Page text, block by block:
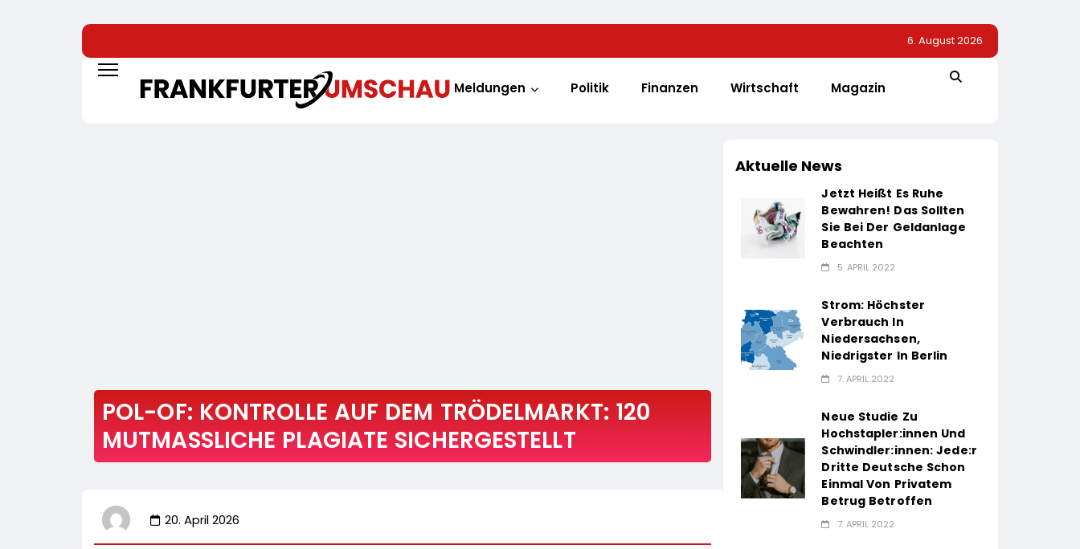
6. August 2026
Meldungen Politik Finanzen Wirtschaft Magazin
POL-OF: KONTROLLE AUF DEM TRÖDELMARKT: 120
MUTMASSLICHE PLAGIATE SICHERGESTELLT
20. April 2026
Aktuelle News
Jetzt Heißt Es Ruhe
Bewahren! Das Sollten
Sie Bei Der Geldanlage
Beachten
5. APRIL 2022
Strom: Höchster
Verbrauch In
Niedersachsen,
Niedrigster In Berlin
7. APRIL 2022
Neue Studie Zu
Hochstapler:innen Und
Schwindler:innen: Jede:r
Dritte Deutsche Schon
Einmal Von Privatem
Betrug Betroffen
7. APRIL 2022